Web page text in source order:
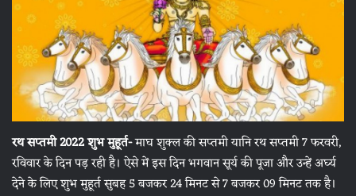
रथ सप्तमी 2022 शुभ मुहूर्त-माघ शुक्ल की सप्तमी यानि रथ सप्तमी 7 फरवरी,
रविवार के दिन पड़ रही है। ऐसे में इस दिन भगवान सूर्य की पूजा और उन्हें अर्घ्य
देने के लिए शुभ मुहूर्त सुबह 5 बजकर 24 मिनट से 7 बजकर 09 मिनट तक है।